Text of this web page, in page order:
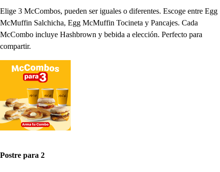
Elige 3 McCombos, pueden ser iguales o diferentes. Escoge entre Egg
McMuffin Salchicha, Egg McMuffin Tocineta y Pancajes. Cada
McCombo incluye Hashbrown y bebida a elección. Perfecto para
compartir.
Postre para 2